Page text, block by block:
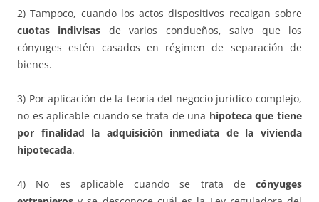
2) Tampoco, cuando los actos dispositivos recaigan sobre
cuotas indivisas de varios condueños, salvo que los
cónyuges estén casados en régimen de separación de
bienes.
3) Por aplicación de la teoría del negocio jurídico complejo,
no es aplicable cuando se trata de una hipoteca que tiene
por finalidad la adquisición inmediata de la vivienda
hipotecada.
4) No es aplicable cuando se trata de cónyuges